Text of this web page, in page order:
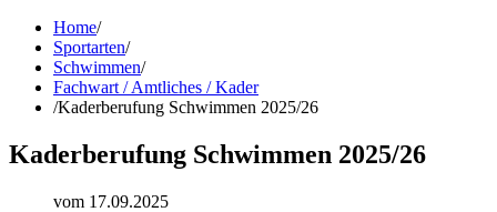
Home/
Sportarten/
Schwimmen/
Fachwart / Amtliches / Kader
/Kaderberufung Schwimmen 2025/26
Kaderberufung Schwimmen 2025/26
vom 17.09.2025